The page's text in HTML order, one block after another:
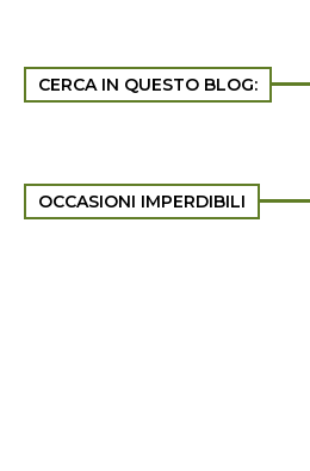
CERCA IN QUESTO BLOG:
OCCASIONI IMPERDIBILI